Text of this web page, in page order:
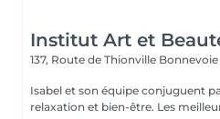
Institut Art et
137, Route de Thionville Bonnevoie
Isabel et son équipe conjuguent
relaxation et bien-être. Les meilleures marques esthétiques et